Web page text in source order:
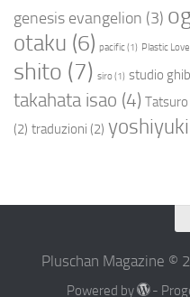
genesis evangelion (3)
otaku (6) pacific(1) Plastic Love
shito (7) siro(1) studio
takahata isao (4)
(2) traduzioni (2)
Pluschan Magazine ©
Powered by -